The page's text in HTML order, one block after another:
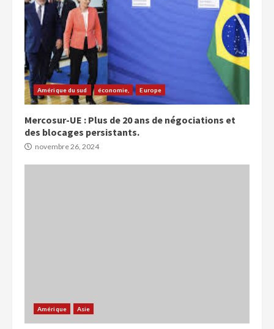
Amérique du sud économie, Europe
Mercosur-UE : Plus de 20 ans de négociations et
des blocages persistants.
novembre 26, 2024
Amérique Asie